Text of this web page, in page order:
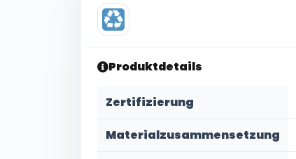
Produktdetails
Zertifizierung
Materialzusammensetzung